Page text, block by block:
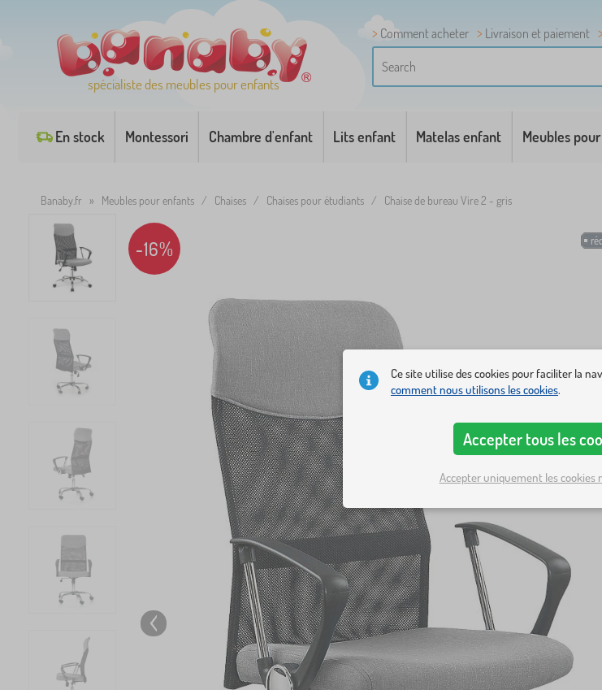
spécialiste des meubles pour enfants
Comment acheter Livraison et paiement
En stock Montessori Chambre d'enfant Lits enfant Matelas enfant Meubles
Banaby.fr » Meubles pour enfants / Chaises / Chaises pour étudiants / Chaise de bureau Vire 2 - gris
-16%
Ce site utilise des cookies pour faciliter la
comment nous utilisons les cookies.
Accepter tous les
Accepter uniquement les cookies